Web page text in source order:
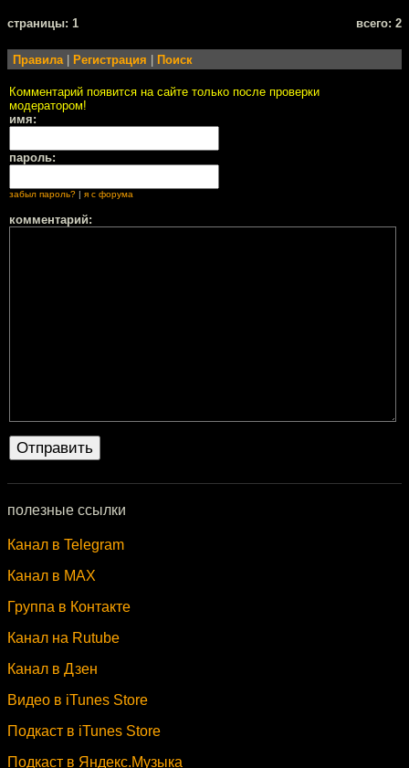
cтраницы: 1 всего: 2
Правила | Регистрация | Поиск
Комментарий появится на сайте только после проверки
модератором!
имя:
пароль:
забыл пароль? | я с форума
комментарий:
полезные ссылки
Канал в Telegram
Канал в MAX
Группа в Контакте
Канал на Rutube
Канал в Дзен
Видео в iTunes Store
Подкаст в iTunes Store
Подкаст в Яндекс.Музыка